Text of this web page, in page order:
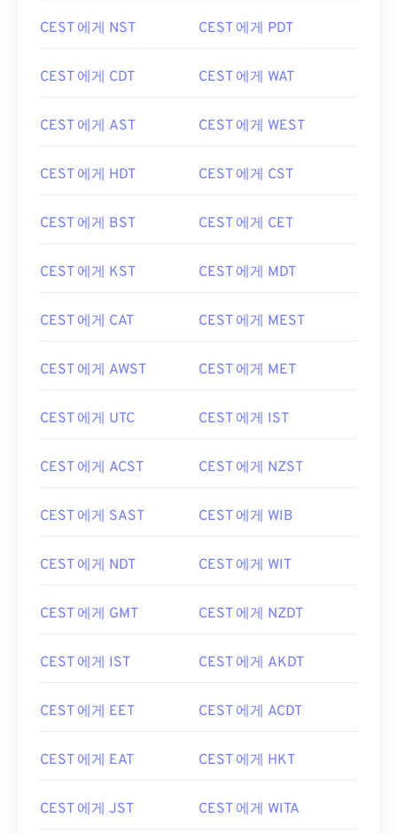
CEST 에게 NST CEST 에게 PDT
CEST 에게 CDT CEST 에게 WAT
CEST 에게 AST CEST 에게 WEST
CEST 에게 HDT CEST 에게 CST
CEST 에게 BST CEST 에게 CET
CEST 에게 KST CEST 에게 MDT
CEST 에게 CAT CEST 에게 MEST
CEST 에게 AWST CEST 에게 MET
CEST 에게 UTC CEST 에게 IST
CEST 에게 ACST CEST 에게 NZST
CEST 에게 SAST CEST 에게 WIB
CEST 에게 NDT CEST 에게 WIT
CEST 에게 GMT CEST 에게 NZDT
CEST 에게 IST CEST 에게 AKDT
CEST 에게 EET CEST 에게 ACDT
CEST 에게 EAT CEST 에게 HKT
CEST 에게 JST CEST 에게 WITA